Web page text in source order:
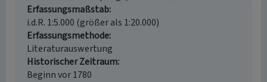
Erfassungsmaßstab
i.d.R. 1:5.000 (größer als 1:20.000)
Erfassungsmethode
Literaturauswertung
Historischer Zeitraum
Beginn vor 1780